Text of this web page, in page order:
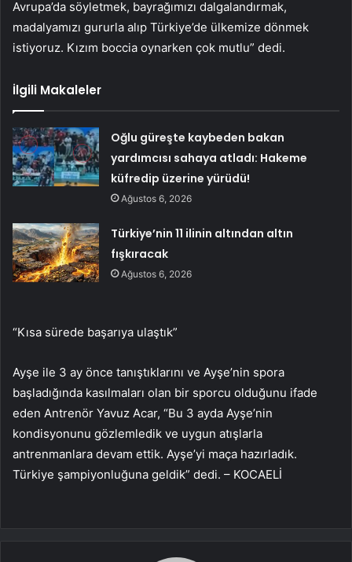
Avrupa’da söyletmek, bayrağımızı dalgalandırmak,
madalyamızı gururla alıp Türkiye’de ülkemize dönmek
istiyoruz. Kızım boccia oynarken çok mutlu” dedi.
İlgili Makaleler
Oğlu güreşte kaybeden bakan
yardımcısı sahaya atladı: Hakeme
küfredip üzerine yürüdü!
Ağustos 6, 2026
Türkiye’nin 11 ilinin altından altın
fışkıracak
Ağustos 6, 2026
“Kısa sürede başarıya ulaştık”
Ayşe ile 3 ay önce tanıştıklarını ve Ayşe’nin spora
başladığında kasılmaları olan bir sporcu olduğunu ifade
eden Antrenör Yavuz Acar, “Bu 3 ayda Ayşe’nin
kondisyonunu gözlemledik ve uygun atışlarla
antrenmanlara devam ettik. Ayşe’yi maça hazırladık.
Türkiye şampiyonluğuna geldik” dedi. – KOCAELİ